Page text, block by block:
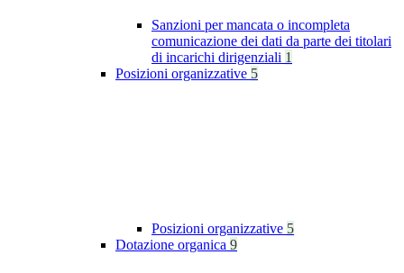
Sanzioni per mancata o incompleta
comunicazione dei dati da parte dei titolari
di incarichi dirigenziali 1
Posizioni organizzative 5
Posizioni organizzative 5
Dotazione organica 9